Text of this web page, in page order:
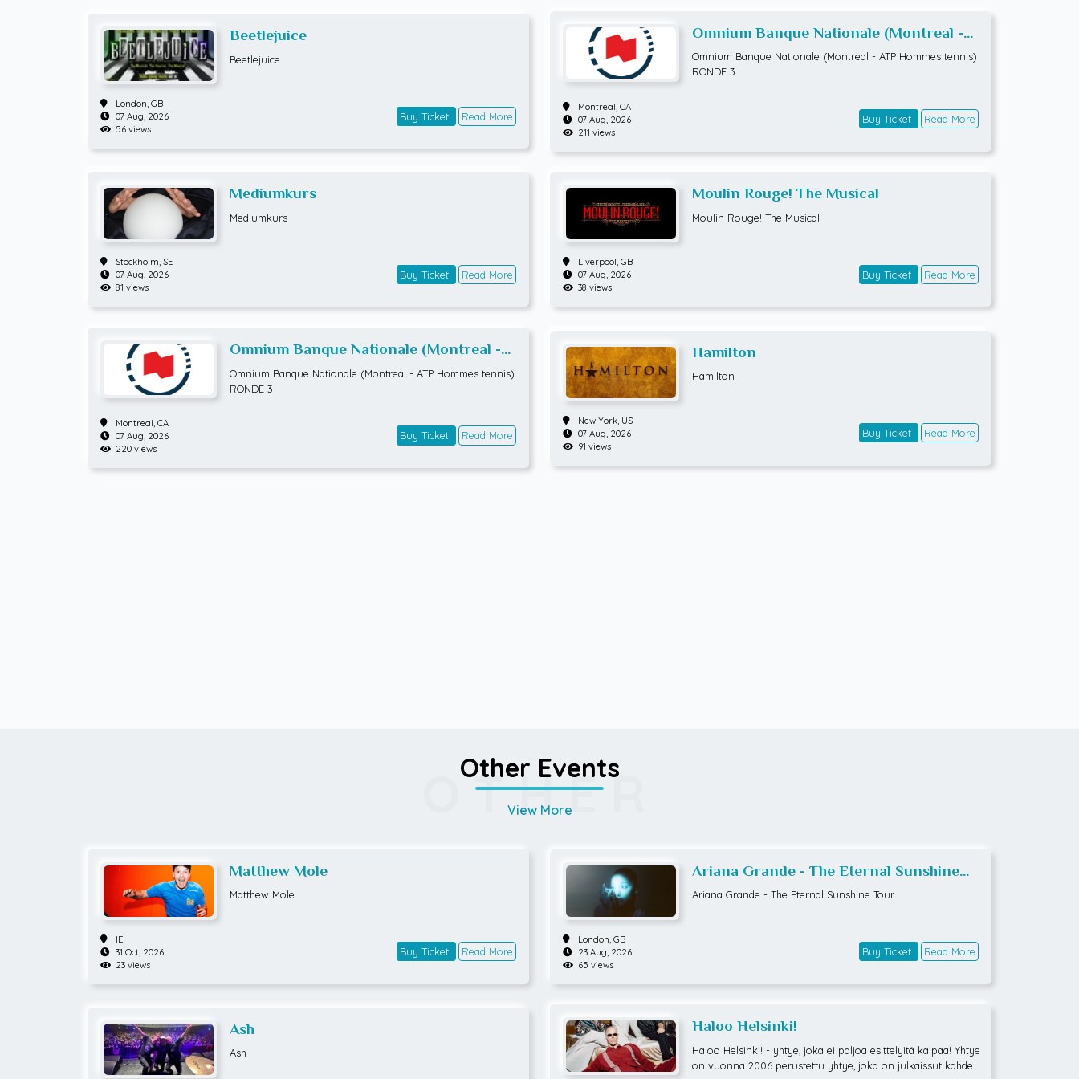
Beetlejuice
Beetlejuice
London, GB
07 Aug, 2026
56 views
Buy Ticket Read More
Omnium Banque Nationale (Montreal -
ATP Hommes tennis) RONDE 3
Omnium Banque Nationale (Montreal - ATP Hommes tennis)
RONDE 3
Montreal, CA
07 Aug, 2026
211 views
Buy Ticket Read More
Mediumkurs
Mediumkurs
Stockholm, SE
07 Aug, 2026
81 views
Buy Ticket Read More
Moulin Rouge! The Musical
Moulin Rouge! The Musical
Liverpool, GB
07 Aug, 2026
38 views
Buy Ticket Read More
Omnium Banque Nationale (Montreal -
ATP Hommes tennis) RONDE 3
Omnium Banque Nationale (Montreal - ATP Hommes tennis)
RONDE 3
Montreal, CA
07 Aug, 2026
220 views
Buy Ticket Read More
Hamilton
Hamilton
New York, US
07 Aug, 2026
91 views
Buy Ticket Read More
OTHER
Other Events
View More
Matthew Mole
Matthew Mole
IE
31 Oct, 2026
23 views
Buy Ticket Read More
Ariana Grande - The Eternal Sunshine
Tour
Ariana Grande - The Eternal Sunshine Tour
London, GB
23 Aug, 2026
65 views
Buy Ticket Read More
Ash
Ash
Haloo Helsinki!
Haloo Helsinki! - yhtye, joka ei paljoa esittelyitä kaipaa! Yhtye
on vuonna 2006 perustettu yhtye, joka on julkaissut kahdek